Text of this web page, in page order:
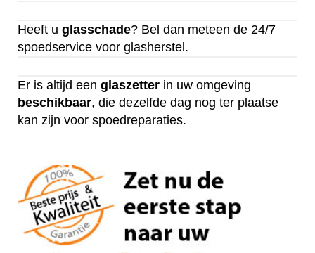
Heeft u glasschade? Bel dan meteen de 24/7
spoedservice voor glasherstel.
Er is altijd een glaszetter in uw omgeving
beschikbaar, die dezelfde dag nog ter plaatse
kan zijn voor spoedreparaties.